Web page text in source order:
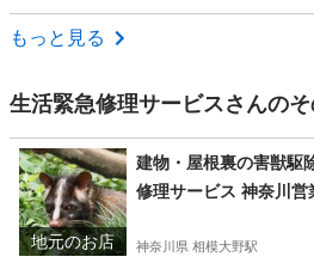
北海道 旭川市
もっと見る
生活緊急修理サービスさんの
地元のお店
建物・屋根裏の害獣駆
修理サービス 神奈川営
神奈川県 相模大野駅